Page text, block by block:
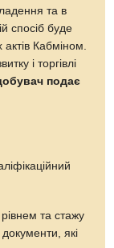
та в
спосіб буде
Кабміном.
і торгівлі
подає
та стажу
які